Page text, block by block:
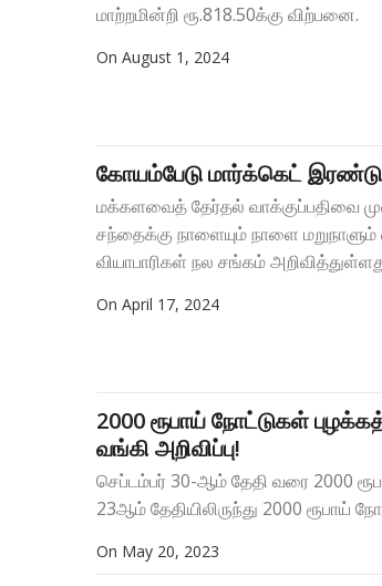
மாற்றமின்றி ரூ.818.50க்கு விற்பனை.
On August 1, 2024
கோயம்பேடு மார்க்கெட் இரண்டு
மக்களவைத் தேர்தல் வாக்குப்பதிவை
சந்தைக்கு நாளையும் நாளை
வியாபாரிகள் நல சங்கம்
On April 17, 2024
2000 ரூபாய் நோட்டுகள்
வங்கி அறிவிப்பு!
செப்டம்பர் 30-ஆம் தேதி வரை 2000
23ஆம் தேதியிலிருந்து 2000
On May 20, 2023